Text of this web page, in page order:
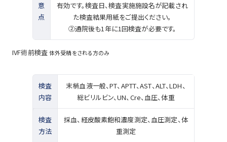
意
点
有効です。検査日、検査実施施設名が記載され
た検査結果用紙をご提出ください。
②通院後も1年に1回検査が必要です。
IVF術前検査体外受精をされる方のみ
検査
内容
末梢血液一般、PT、APTT、AST、ALT、LDH、
総ビリルビン、UN、Cre、血圧、体重
検査
方法
採血、経皮酸素飽和濃度測定、血圧測定、体
重測定